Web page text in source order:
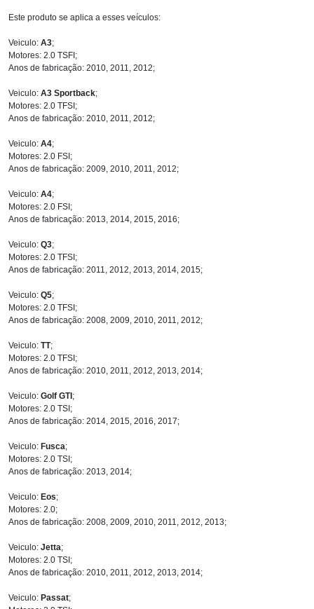
Este produto se aplica a esses veículos:
Veiculo: A3;
Motores: 2.0 TSFI;
Anos de fabricação: 2010, 2011, 2012;
Veiculo: A3 Sportback;
Motores: 2.0 TFSI;
Anos de fabricação: 2010, 2011, 2012;
Veiculo: A4;
Motores: 2.0 FSI;
Anos de fabricação: 2009, 2010, 2011, 2012;
Veiculo: A4;
Motores: 2.0 FSI;
Anos de fabricação: 2013, 2014, 2015, 2016;
Veiculo: Q3;
Motores: 2.0 TFSI;
Anos de fabricação: 2011, 2012, 2013, 2014, 2015;
Veiculo: Q5;
Motores: 2.0 TFSI;
Anos de fabricação: 2008, 2009, 2010, 2011, 2012;
Veiculo: TT;
Motores: 2.0 TFSI;
Anos de fabricação: 2010, 2011, 2012, 2013, 2014;
Veiculo: Golf GTI;
Motores: 2.0 TSI;
Anos de fabricação: 2014, 2015, 2016, 2017;
Veiculo: Fusca;
Motores: 2.0 TSI;
Anos de fabricação: 2013, 2014;
Veiculo: Eos;
Motores: 2.0;
Anos de fabricação: 2008, 2009, 2010, 2011, 2012, 2013;
Veiculo: Jetta;
Motores: 2.0 TSI;
Anos de fabricação: 2010, 2011, 2012, 2013, 2014;
Veiculo: Passat;